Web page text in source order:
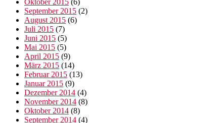
Oktober 2015 (6)
September 2015 (2)
August 2015 (6)
Juli 2015 (7)
Juni 2015 (5)
Mai 2015 (5)
April 2015 (9)
März 2015 (14)
Februar 2015 (13)
Januar 2015 (9)
Dezember 2014 (4)
November 2014 (8)
Oktober 2014 (8)
September 2014 (4)